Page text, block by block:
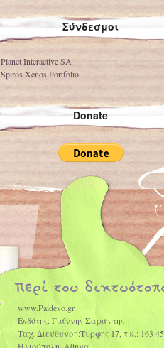
Σύνδεσμοι
Planet Interactive SA
Spiros Xenos Portfolio
Donate
www.Paidevo.gr
Εκδότης: Γιάννης Σαράντης
Ταχ. Διεύθυνση:Τύρφης 17, τ.κ.: 163 45